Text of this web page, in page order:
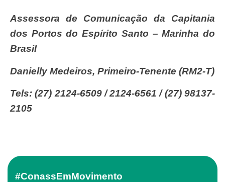
Assessora de Comunicação da Capitania
dos Portos do Espírito Santo – Marinha do
Brasil
Danielly Medeiros, Primeiro-Tenente (RM2-T)
Tels: (27) 2124-6509 / 2124-6561 / (27) 98137-
2105
#ConassEmMovimento